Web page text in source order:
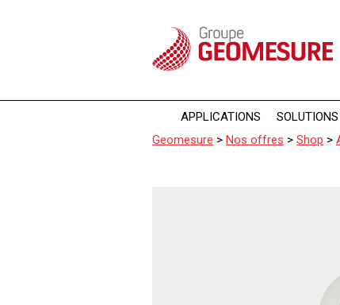
APPLICATIONS SOLUTIONS
Geomesure > Nos offres > Shop >